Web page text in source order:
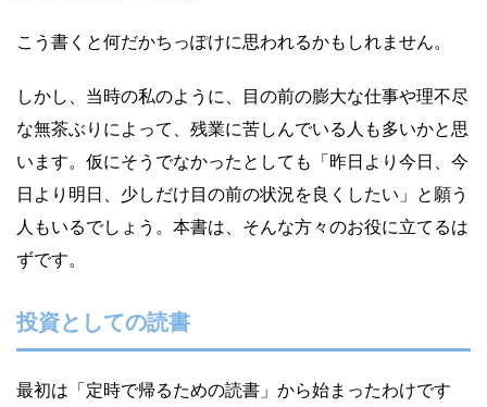
こう書くと何だかちっぽけに思われるかもしれません。
しかし、当時の私のように、目の前の膨大な仕事や理不尽
な無茶ぶりによって、残業に苦しんでいる人も多いかと思
います。仮にそうでなかったとしても「昨日より今日、今
日より明日、少しだけ目の前の状況を良くしたい」と願う
人もいるでしょう。本書は、そんな方々のお役に立てるは
ずです。
投資としての読書
最初は「定時で帰るための読書」から始まったわけです